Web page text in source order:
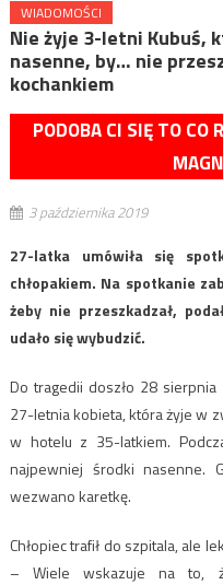
WIADOMOŚCI
Nie żyje 3-letni Kubuś,
nasenne, by… nie
kochankiem
PODOBA CI SIĘ TO CO
3 października 2019
27-latka umówiła się
chłopakiem. Na spotkanie
żeby nie przeszkadzał,
udało się wybudzić.
Do tragedii doszło 28 sierpnia
27-letnia kobieta, która żyje w
w hotelu z 35-latkiem.
najpewniej środki nasenne.
wezwano karetkę.
Chłopiec trafił do szpitala, ale
– Wiele wskazuje na to,